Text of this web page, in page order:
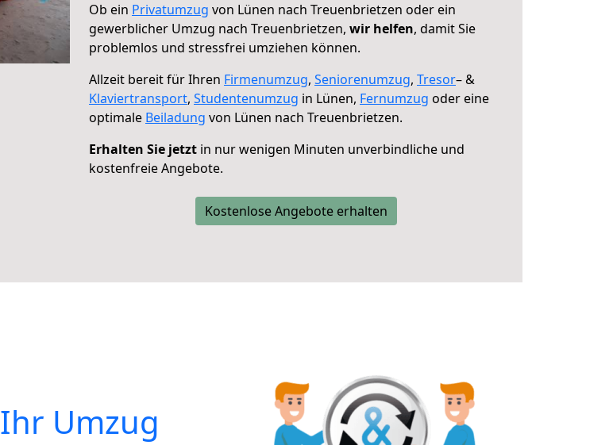
Ob ein Privatumzug von Lünen nach Treuenbrietzen oder ein
gewerblicher Umzug nach Treuenbrietzen, wir helfen, damit Sie
problemlos und stressfrei umziehen können.
Allzeit bereit für Ihren Firmenumzug, Seniorenumzug, Tresor– &
Klaviertransport, Studentenumzug in Lünen, Fernumzug oder eine
optimale Beiladung von Lünen nach Treuenbrietzen.
Erhalten Sie jetzt in nur wenigen Minuten unverbindliche und
kostenfreie Angebote.
Kostenlose Angebote erhalten
Ihr Umzug